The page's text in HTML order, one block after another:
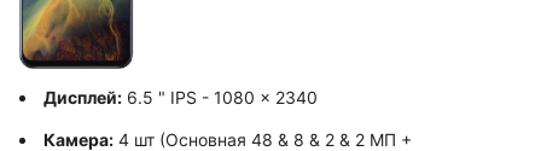
Дисплей: 6.5 " IPS - 1080 x 2340
Камера: 4 шт (Основная 48 & 8 & 2 & 2 МП +